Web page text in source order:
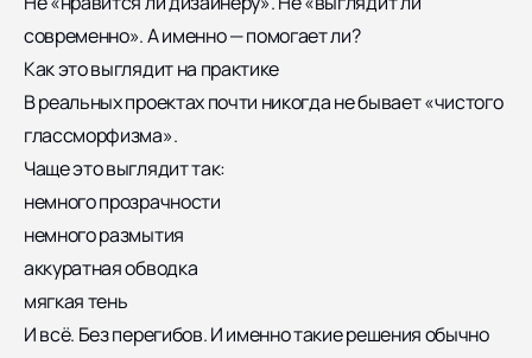
современно». А именно — помогает ли?
Как это выглядит на практике
В реальных проектах почти никогда не бывает «чистого
глассморфизма».
Чаще это выглядит так:
немного прозрачности
немного размытия
аккуратная обводка
мягкая тень
И всё. Без перегибов. И именно такие решения обычно